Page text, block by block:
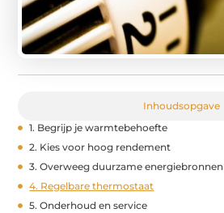
Inhoudsopgave
1. Begrijp je warmtebehoefte
2. Kies voor hoog rendement
3. Overweeg duurzame energiebronnen
4. Regelbare thermostaat
5. Onderhoud en service